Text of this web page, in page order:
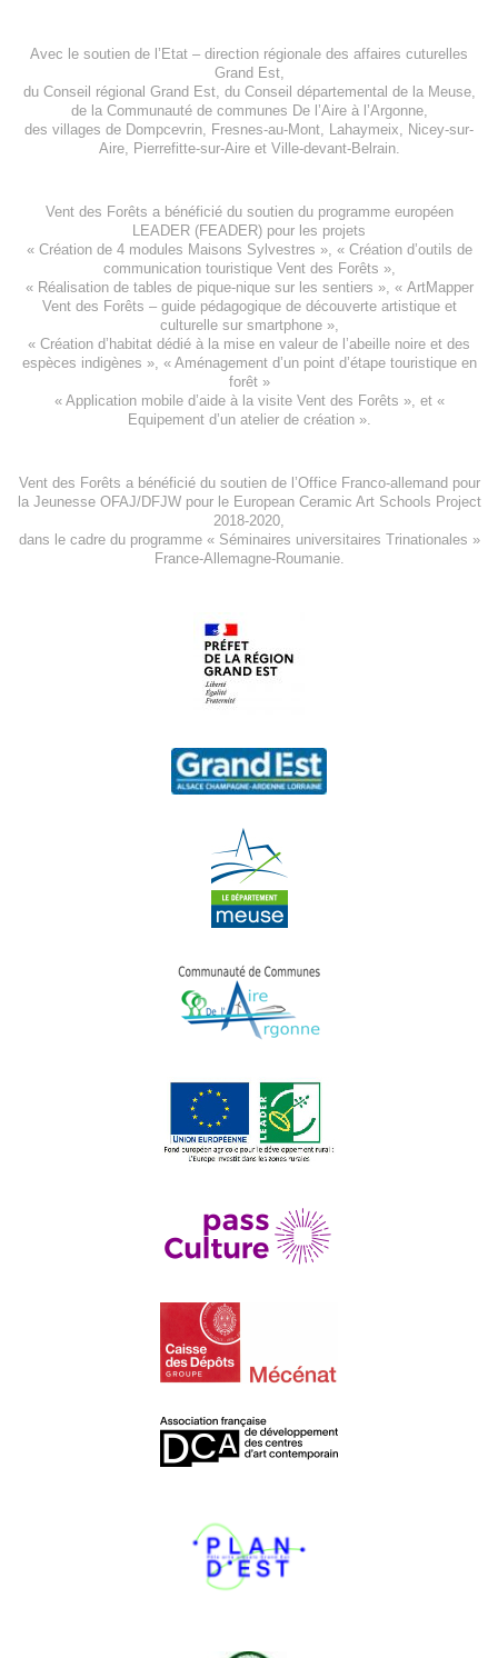
Avec le soutien de l’Etat – direction régionale des affaires cuturelles
Grand Est,
du Conseil régional Grand Est, du Conseil départemental de la Meuse,
de la Communauté de communes De l’Aire à l’Argonne,
des villages de Dompcevrin Fresnes-au-Mont Lahaymeix
Nicey-sur-
Aire, Pierrefitte-sur-Aireet Ville-devant-Belrain.
Vent des Forêts a bénéficié du soutien du programme européen
LEADER (FEADER) pour les projets
« Création de 4 modules Maisons Sylvestres », « Création d’outils de
communication touristique Vent des Forêts »,
« Réalisation de tables de pique-nique sur les sentiers », « ArtMapper
Vent des Forêts – guide pédagogique de découverte artistique et
culturelle sur smartphone »,
« Création d’habitat dédié à la mise en valeur de l’abeille noire et des
espèces indigènes », « Aménagement d’un point d’étape touristique en
forêt»
« Application mobile d’aide à la visite Vent des Forêts », et «
Equipement d’un atelier de création».
Vent des Forêts a bénéficié du soutien de l’Office Franco-allemand pour
la Jeunesse OFAJ/DFJWpour leEuropean Ceramic Art Schools Project
2018-2020
dans le cadre du programme « Séminaires universitaires Trinationales »
France-Allemagne-Roumanie.